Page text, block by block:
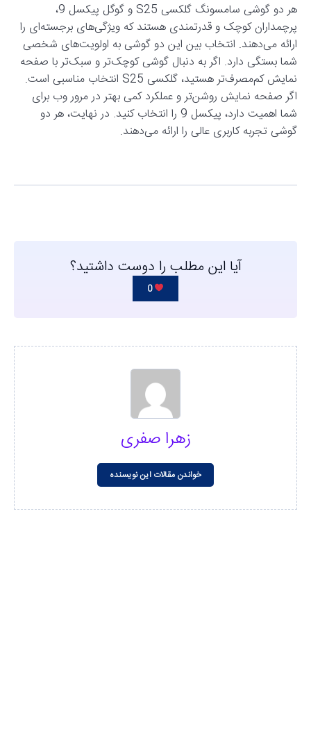
هر دو گوشی سامسونگ گلکسی S25 و گوگل پیکسل 9،
پرچمداران کوچک و قدرتمندی هستند که ویژگی‌های برجسته‌ای را
ارائه می‌دهند. انتخاب بین این دو گوشی به اولویت‌های شخصی
شما بستگی دارد. اگر به دنبال گوشی کوچک‌تر و سبک‌تر با صفحه
نمایش کم‌مصرف‌تر هستید، گلکسی S25 انتخاب مناسبی است.
اگر صفحه نمایش روشن‌تر و عملکرد کمی بهتر در مرور وب برای
شما اهمیت دارد، پیکسل 9 را انتخاب کنید. در نهایت، هر دو
گوشی تجربه کاربری عالی را ارائه می‌دهند.
آیا این مطلب را دوست داشتید؟
0
زهرا صفری
خواندن مقالات این نویسنده